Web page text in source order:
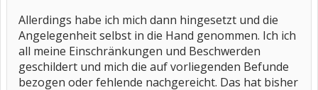
Allerdings habe ich mich dann hingesetzt und die
Angelegenheit selbst in die Hand genommen. Ich ich
all meine Einschränkungen und Beschwerden
geschildert und mich die auf vorliegenden Befunde
bezogen oder fehlende nachgereicht. Das hat bisher